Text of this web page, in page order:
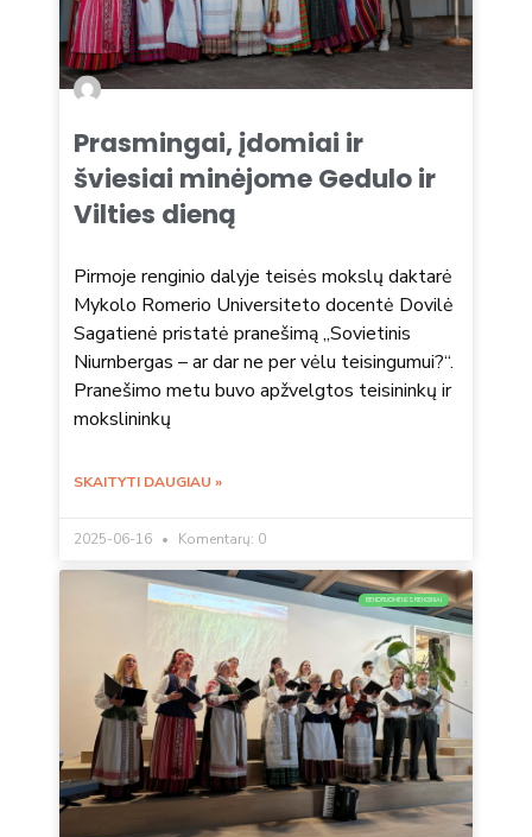
Prasmingai, įdomiai ir
šviesiai minėjome Gedulo ir
Vilties dieną
Pirmoje renginio dalyje teisės mokslų daktarė
Mykolo Romerio Universiteto docentė Dovilė
Sagatienė pristatė pranešimą „Sovietinis
Niurnbergas – ar dar ne per vėlu teisingumui?“.
Pranešimo metu buvo apžvelgtos teisininkų ir
mokslininkų
SKAITYTI DAUGIAU »
2025-06-16 Komentarų: 0
BENDRUOMENĖS RENGINIAI